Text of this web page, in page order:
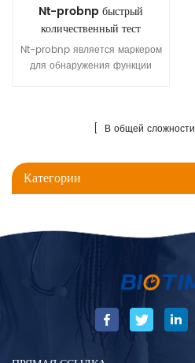
Nt-probnp быстрый
количественный тест
Nt-probnp является маркером
для обнаружения функции
Биотиме . Nt-probnp Тестовый
количество NT-Probnp В
человеческой цельной крови,
сыворотке и плазме образцы.
[ В общей сложности
Категории